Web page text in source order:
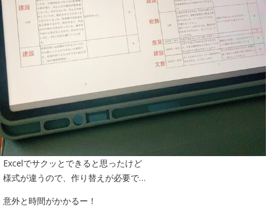
Excelでサクッとできると思ったけど
様式が違うので、作り替えが必要で…
意外と時間がかかるー！